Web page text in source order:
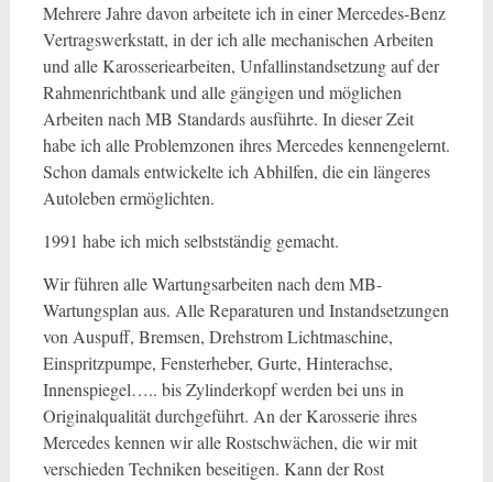
Mehrere Jahre davon arbeitete ich in einer Mercedes-Benz
Vertragswerkstatt, in der ich alle mechanischen Arbeiten
und alle Karosseriearbeiten, Unfallinstandsetzung auf der
Rahmenrichtbank und alle gängigen und möglichen
Arbeiten nach MB Standards ausführte. In dieser Zeit
habe ich alle Problemzonen ihres Mercedes kennengelernt.
Schon damals entwickelte ich Abhilfen, die ein längeres
Autoleben ermöglichten.
1991 habe ich mich selbstständig gemacht.
Wir führen alle Wartungsarbeiten nach dem MB-
Wartungsplan aus. Alle Reparaturen und Instandsetzungen
von Auspuff, Bremsen, Drehstrom Lichtmaschine,
Einspritzpumpe, Fensterheber, Gurte, Hinterachse,
Innenspiegel….. bis Zylinderkopf werden bei uns in
Originalqualität durchgeführt. An der Karosserie ihres
Mercedes kennen wir alle Rostschwächen, die wir mit
verschieden Techniken beseitigen. Kann der Rost